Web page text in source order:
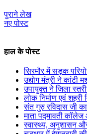
पुराने लेख
नए पोस्ट
हाल के पोस्ट
सिरमौर में सड़क
उद्योग मंत्री ने कांटी
उपायुक्त ने जिला
लोक निर्माण एवं शहरी
संत गुरु रविदास जी
माता पद्मावती
स्वास्थ्य, अनुशासन और